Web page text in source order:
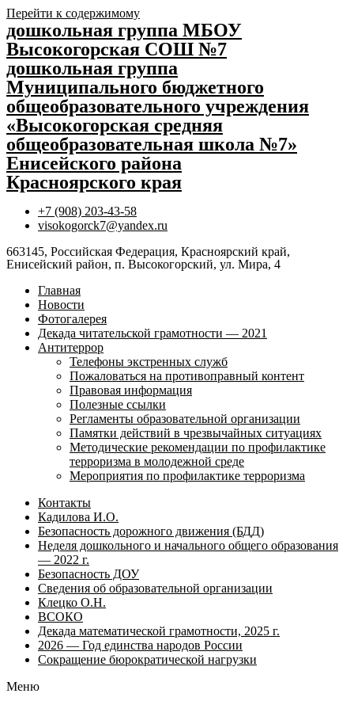
Перейти к содержимому
дошкольная группа МБОУ
Высокогорская СОШ №7
дошкольная группа
Муниципального бюджетного
общеобразовательного учреждения
«Высокогорская средняя
общеобразовательная школа №7»
Енисейского района
Красноярского края
+7 (908) 203-43-58
visokogorck7@yandex.ru
663145, Российская Федерация, Красноярский край,
Енисейский район, п. Высокогорский, ул. Мира, 4
Главная
Новости
Фотогалерея
Декада читательской грамотности — 2021
Антитеррор
Телефоны экстренных служб
Пожаловаться на противоправный контент
Правовая информация
Полезные ссылки
Регламенты образовательной организации
Памятки действий в чрезвычайных ситуациях
Методические рекомендации по профилактике
терроризма в молодежной среде
Мероприятия по профилактике терроризма
Контакты
Кадилова И.О.
Безопасность дорожного движения (БДД)
Неделя дошкольного и начального общего образования
— 2022 г.
Безопасность ДОУ
Сведения об образовательной организации
Клецко О.Н.
ВСОКО
Декада математической грамотности, 2025 г.
2026 — Год единства народов России
Сокращение бюрократической нагрузки
Меню